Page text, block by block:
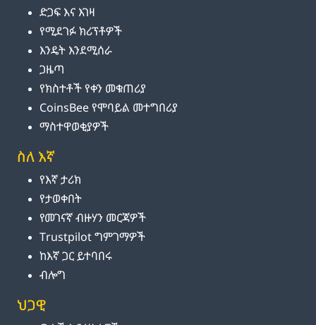
ድጋፍ እና እገዛ
የሚደገፉ ክሪፕቶዎች
እንዴት እንደሚሰራ
ጋዜጣ
የክስተቶች የቀን መቁጠሪያ
CoinsBee የሞባይል መተግበሪያ
ማስተዋወቂያዎች
ስለ እኛ
የእኛ ታሪክ
የታወቀበት
የመገናኛ ብዙሃን መርጃዎች
Trustpilot ግምገማዎች
ከእኛ ጋር ይተባበሩ
ብሎግ
ህጋዊ